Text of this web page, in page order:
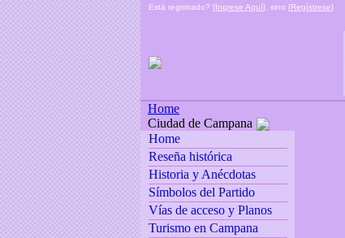
Está registrado? [Ingrese Aquí], sino [Regístrese]
Home
Ciudad de Campana
Home
Reseña histórica
Historia y Anécdotas
Símbolos del Partido
Vías de acceso y Planos
Turismo en Campana